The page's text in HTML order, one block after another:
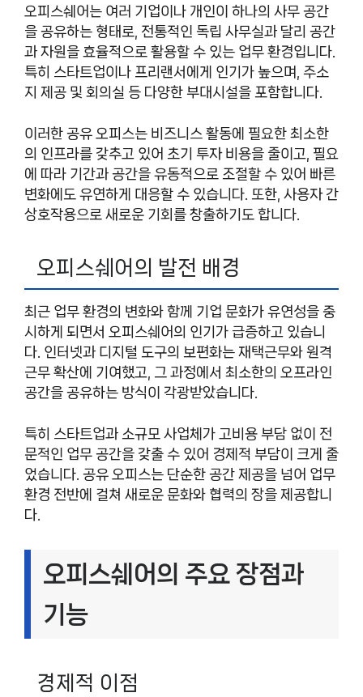
오피스쉐어는 여러 기업이나 개인이 하나의 사무 공간
을 공유하는 형태로, 전통적인 독립 사무실과 달리 공간
과 자원을 효율적으로 활용할 수 있는 업무 환경입니다.
특히 스타트업이나 프리랜서에게 인기가 높으며, 주소
지 제공 및 회의실 등 다양한 부대시설을 포함합니다.
이러한 공유 오피스는 비즈니스 활동에 필요한 최소한
의 인프라를 갖추고 있어 초기 투자 비용을 줄이고, 필요
에 따라 기간과 공간을 유동적으로 조절할 수 있어 빠른
변화에도 유연하게 대응할 수 있습니다. 또한, 사용자 간
상호작용으로 새로운 기회를 창출하기도 합니다.
오피스쉐어의 발전 배경
최근 업무 환경의 변화와 함께 기업 문화가 유연성을 중
시하게 되면서 오피스쉐어의 인기가 급증하고 있습니
다. 인터넷과 디지털 도구의 보편화는 재택근무와 원격
근무 확산에 기여했고, 그 과정에서 최소한의 오프라인
공간을 공유하는 방식이 각광받았습니다.
특히 스타트업과 소규모 사업체가 고비용 부담 없이 전
문적인 업무 공간을 갖출 수 있어 경제적 부담이 크게 줄
었습니다. 공유 오피스는 단순한 공간 제공을 넘어 업무
환경 전반에 걸쳐 새로운 문화와 협력의 장을 제공합니
다.
오피스쉐어의 주요 장점과
기능
경제적 이점